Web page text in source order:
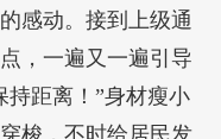
感动。接到上级通
，一遍又一遍引导
持距离！”身材瘦小
梭，不时给居民发